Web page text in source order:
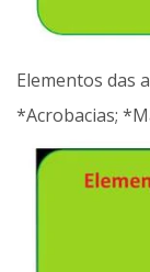
Elementos das
*Acrobacias;